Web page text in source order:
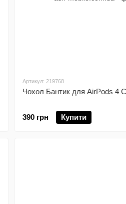
Артикул: 219768
Чохол Бантик для AirPods 4
390 грн Купити